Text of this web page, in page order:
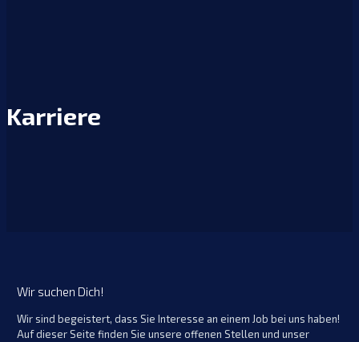
Karriere
Wir suchen Dich!
Wir sind begeistert, dass Sie Interesse an einem Job bei uns haben!
Auf dieser Seite finden Sie unsere offenen Stellen und unser